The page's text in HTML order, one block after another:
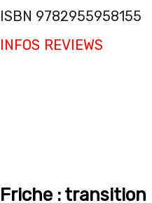
ISBN 9782955958155
INFOS REVIEWS
Friche : transition